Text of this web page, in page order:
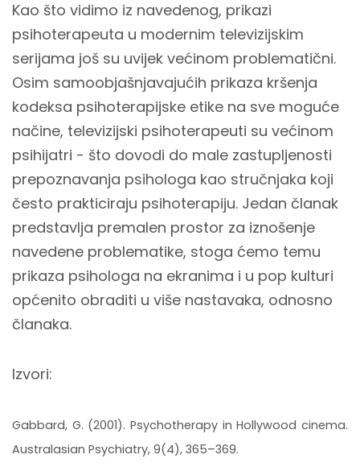
Kao što vidimo iz navedenog, prikazi
psihoterapeuta u modernim televizijskim
serijama još su uvijek većinom problematični.
Osim samoobjašnjavajućih prikaza kršenja
kodeksa psihoterapijske etike na sve moguće
načine, televizijski psihoterapeuti su većinom
psihijatri - što dovodi do male zastupljenosti
prepoznavanja psihologa kao stručnjaka koji
često prakticiraju psihoterapiju. Jedan članak
predstavlja premalen prostor za iznošenje
navedene problematike, stoga ćemo temu
prikaza psihologa na ekranima i u pop kulturi
općenito obraditi u više nastavaka, odnosno
članaka.
Izvori:
Gabbard, G. (2001). Psychotherapy in Hollywood cinema.
Australasian Psychiatry, 9(4), 365–369.